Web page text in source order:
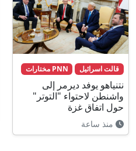
قالت اسرائيل PNN مختارات
نتنياهو يوفد ديرمر إلى
واشنطن لاحتواء "التوتر"
حول اتفاق غزة
منذ ساعة